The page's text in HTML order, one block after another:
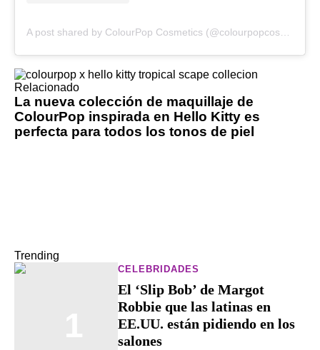
A post shared by ColourPop Cosmetics (@colourpopcosmetics)
Relacionado
La nueva colección de maquillaje de
ColourPop inspirada en Hello Kitty es
perfecta para todos los tonos de piel
Trending
CELEBRIDADES
El ‘Slip Bob’ de Margot
Robbie que las latinas en
EE.UU. están pidiendo en los
salones